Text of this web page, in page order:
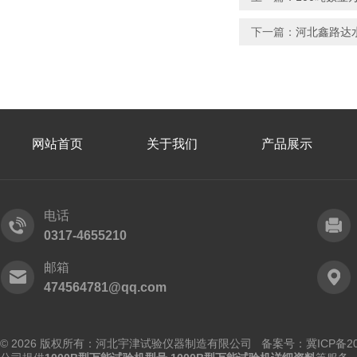
下一篇： 河北鑫路达
网站首页 关于我们 产品展示
电话
0317-4655210
邮箱
474564781@qq.com
© 2026 版权所有：河北宇津试验仪器制造有限公司 备案号：冀ICP备